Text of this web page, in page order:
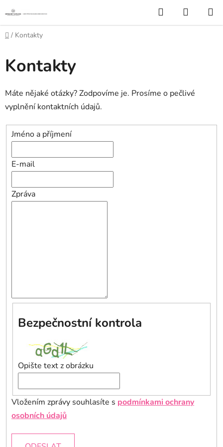
na
obsah
Hledat
KOŠÍK
Domů
/ Kontakty
Kontakty
Máte nějaké otázky? Zodpovíme je. Prosíme o pečlivé
vyplnění kontaktních údajů.
Jméno a příjmení
E-mail
Zpráva
Bezpečnostní kontrola
Opište text z obrázku
Vložením zprávy souhlasíte s podmínkami ochrany
osobních údajů